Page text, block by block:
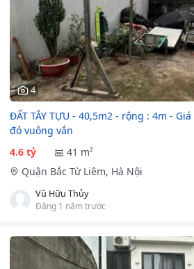
4
ĐẤT TÂY TỰU - 40,5m2 - rộng : 4m -
đỏ vuông vắn
4.6 tỷ
41 m²
Quận Bắc Từ Liêm, Hà Nội
Vũ Hữu Thủy
Đăng 1 năm trước